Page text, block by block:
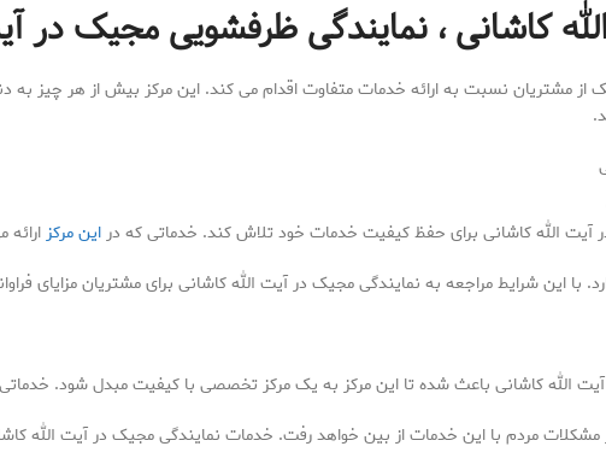
کاشانی ، نمایندگی ظرفشویی مجیک در
مشتریان نسبت به ارائه خدمات متفاوت اقدام می کند. این مرکز بیش از هر چیز به
الله کاشانی برای حفظ کیفیت خدمات خود تلاش کند. خدماتی که دراین مرکز
این شرایط مراجعه به نمایندگی مجیک در آیت الله کاشانی برای مشتریان مزایای
کاشانی باعث شده تا این مرکز به یک مرکز تخصصی با کیفیت مبدل شود. خدماتی
مردم با این خدمات از بین خواهد رفت. خدمات نمایندگی مجیک در آیت الله